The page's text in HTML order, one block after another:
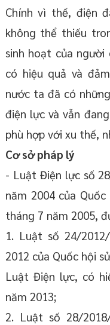
Chính vì thế, điện
không thể thiếu
sinh hoạt của
có hiệu quả và
nước ta đã có
điện lực và vẫn
phù hợp với xu thế,
Cơ sở pháp lý
- Luật Điện lực số
năm 2004 của
tháng 7 năm 2005,
1. Luật số 24/
2012 của Quốc hội
Luật Điện lực, có
năm 2013;
2. Luật số 28/